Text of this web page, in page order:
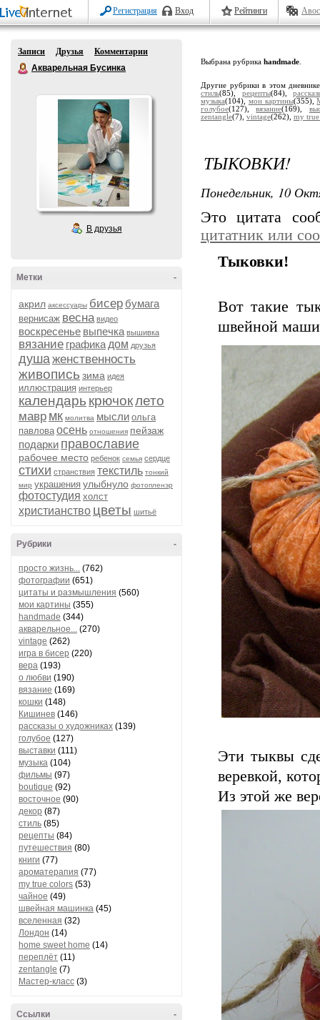
Регистрация Вход Рейтинги
Записи Друзья
Комментарии
Акварельная Бусинка
В друзья
-
Метки
акрил аксессуары бисер бумага
вернисаж весна видео
воскресенье выпечка вышивка
вязание графика дом друзья
душаженственность
живопись зима идея
иллюстрация интерьер
календарь крючоклето
мавр мк молитва мысли ольга
павлова осень отношения пейзаж
подарки православие
рабочее место ребенок семья сердце
стихи странствия текстиль тонкий
мир украшения улыбнуло фотопленэр
фотостудия холст
христианство цветы шитьё
-
Рубрики
просто жизнь... (762)
фотографии (651)
цитаты и размышления (560)
мои картины (355)
handmade (344)
акварельное... (270)
vintage (262)
игра в бисер (220)
вера (193)
о любви (190)
вязание (169)
кошки (148)
Кишинев (146)
рассказы о художниках (139)
голубое (127)
выставки (111)
музыка (104)
фильмы (97)
boutique (92)
восточное (90)
декор (87)
стиль (85)
рецепты (84)
путешествия (80)
книги (77)
ароматерапия (77)
my true colors (53)
чайное (49)
швейная машинка (45)
вселенная (32)
Лондон (14)
home sweet home (14)
переплёт (11)
zentangle (7)
Мастер-класс (3)
-
Ссылки
Выбрана рубрика handmade
Другие рубрики в этом
стиль(85), рецепты(84),
музыка(104), мои картины(355),
голубое(127),вязание(169),
zentangle(7), vintage(262), my
ТЫКОВКИ!
Понедельник, 10
Это цитата
цитатник или
Тыковки!
Вот такие
швейной
Эти тыквы
веревкой,
Из этой же